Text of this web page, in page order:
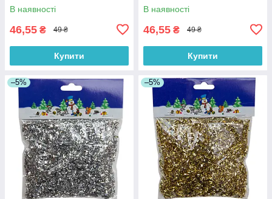
В наявності
46,55 ₴ 49 ₴
Купити
В наявності
46,55 ₴ 49 ₴
Купити
–5% –5%